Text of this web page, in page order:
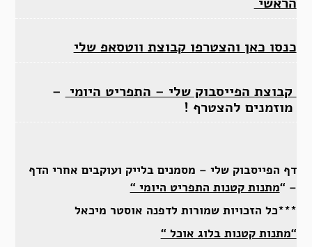
כנסו כאן והצטרפו קבוצת ווטסאפ שלי
קבוצת הפייסבוק שלי – התפריט היומי –
מוזמנים להצטרף !
דף הפייסבוק שלי – מסמנים בלייק ועוקבים אחרי הדף
– “מתנות קטנות התפריט היומי “
***כל הזכויות שמורות לדפנה אוסטר מיכאל
“מתנות קטנות בלוג אוכל “